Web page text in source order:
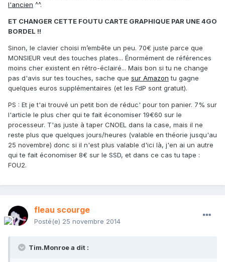
l'ancien ^^.
ET CHANGER CETTE FOUTU CARTE GRAPHIQUE PAR UNE 4GO
BORDEL !!
Sinon, le clavier choisi m’embête un peu. 70€ juste parce que
MONSIEUR veut des touches plates... Énormément de références
moins cher existent en rétro-éclairé... Mais bon si tu ne change
pas d'avis sur tes touches, sache que sur Amazon tu gagne
quelques euros supplémentaires (et les FdP sont gratuit).
PS : Et je t'ai trouvé un petit bon de réduc' pour ton panier. 7% sur
l'article le plus cher qui te fait économiser 19€60 sur le
processeur. T'as juste à taper CNOEL dans la case, mais il ne
reste plus que quelques jours/heures (valable en théorie jusqu'au
25 novembre) donc si il n'est plus valable d'ici là, j'en ai un autre
qui te fait économiser 8€ sur le SSD, et dans ce cas tu tape :
FOU2.
fleau scourge
Posté(e) 25 novembre 2014
Tim.Monroe a dit :